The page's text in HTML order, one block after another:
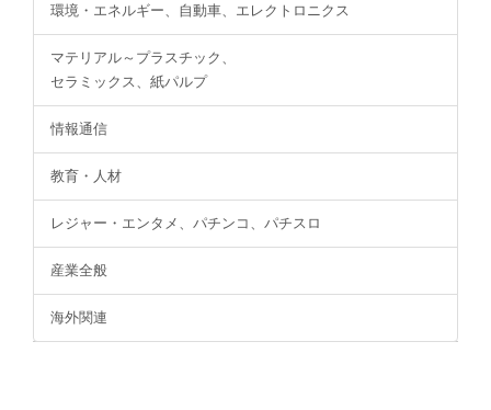
環境・エネルギー、自動車、エレクトロニクス
マテリアル～プラスチック、
セラミックス、紙パルプ
情報通信
教育・人材
レジャー・エンタメ、パチンコ、パチスロ
産業全般
海外関連